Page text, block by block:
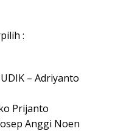
:
– Adriyanto
Prijanto
Anggi Noen